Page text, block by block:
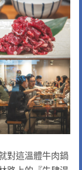
對這溫體牛肉鍋